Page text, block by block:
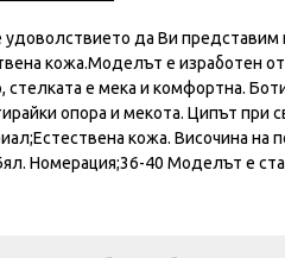
да Ви представим
кожа.Моделът е изработен
стелката е мека и комфортна.
опора и мекота. Ципът при
кожа. Височина на
Номерация;36-40 Моделът е